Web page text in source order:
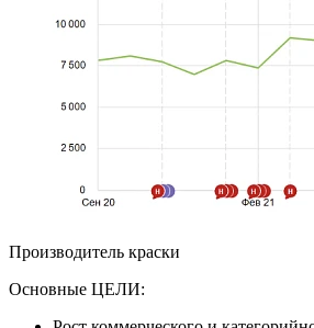
Производитель краски
Основные ЦЕЛИ: